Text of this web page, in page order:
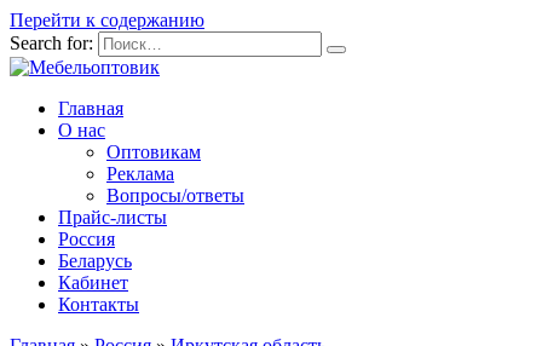
Перейти к содержанию
Search for:
Главная
О нас
Оптовикам
Реклама
Вопросы/ответы
Прайс-листы
Россия
Беларусь
Кабинет
Контакты